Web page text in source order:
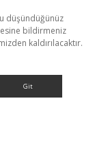
düşündüğünüz
bildirmeniz
kaldırılacaktır.